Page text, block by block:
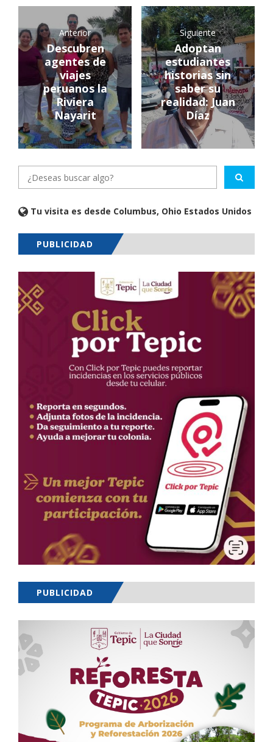
Anterior
Descubren
agentes de
viajes
peruanos la
Riviera
Nayarit
Siguiente
Adoptan
estudiantes
historias sin
saber su
realidad: Juan
Díaz
Tu visita es desde Columbus, Ohio Estados Unidos
PUBLICIDAD
PUBLICIDAD